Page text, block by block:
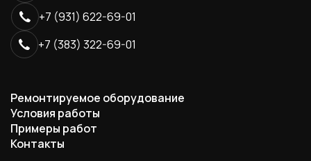
+7 (931) 622-69-01
+7 (383) 322-69-01
Ремонтируемое оборудование
Условия работы
Примеры работ
Контакты